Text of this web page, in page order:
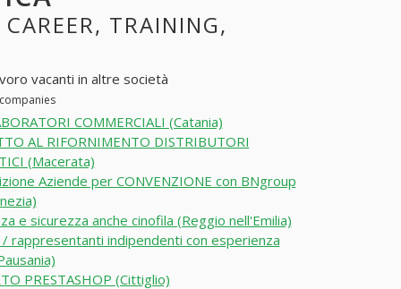
TRAINING,
vacanti in altre società
COMMERCIALI (Catania)
AL RIFORNIMENTO DISTRIBUTORI
(Macerata)
Aziende per CONVENZIONE con BNgroup
e sicurezza anche cinofila (Reggio nell'Emilia)
rappresentanti indipendenti con esperienza
PRESTASHOP (Cittiglio)